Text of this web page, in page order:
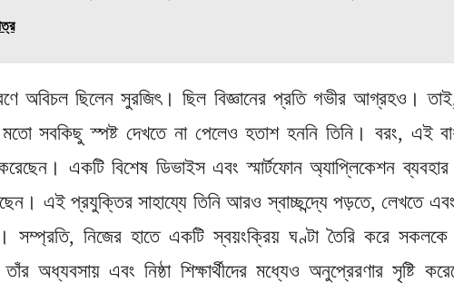
অবিচল ছিলেন সুরজিৎ। ছিল বিজ্ঞানের প্রতি গভীর আগ্রহও। তাই,
সবকিছু স্পষ্ট দেখতে না পেলেও হতাশ হননি তিনি। বরং, এই
একটি বিশেষ ডিভাইস এবং স্মার্টফোন অ্যাপ্লিকেশন
এই প্রযুক্তির সাহায্যে তিনি আরও স্বাচ্ছন্দ্যে পড়তে, লেখতে এবং
সম্প্রতি, নিজের হাতে একটি স্বয়ংক্রিয় ঘণ্টা তৈরি করে
অধ্যবসায় এবং নিষ্ঠা শিক্ষার্থীদের মধ্যেও অনুপ্রেরণার সৃষ্টি